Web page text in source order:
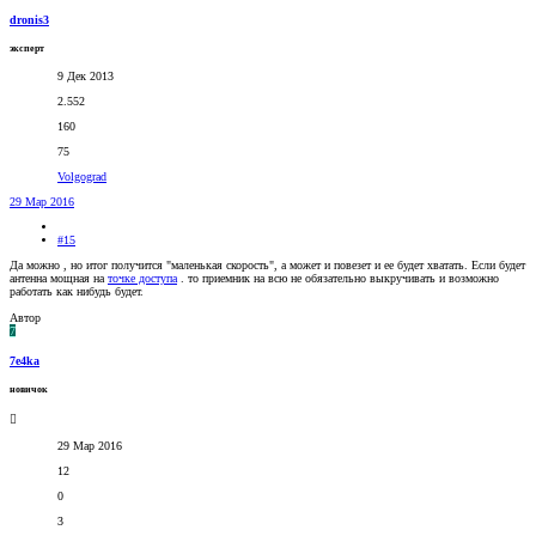
dronis3
эксперт
9 Дек 2013
2.552
160
75
Volgograd
29 Мар 2016
#15
Да можно , но итог получится "маленькая скорость", а может и повезет и ее будет хватать. Если будет
антенна мощная наточке доступа . то приемник на всю не обязательно выкручивать и возможно
работать как нибудь будет.
Автор
7
7e4ka
новичок
29 Мар 2016
12
0
3